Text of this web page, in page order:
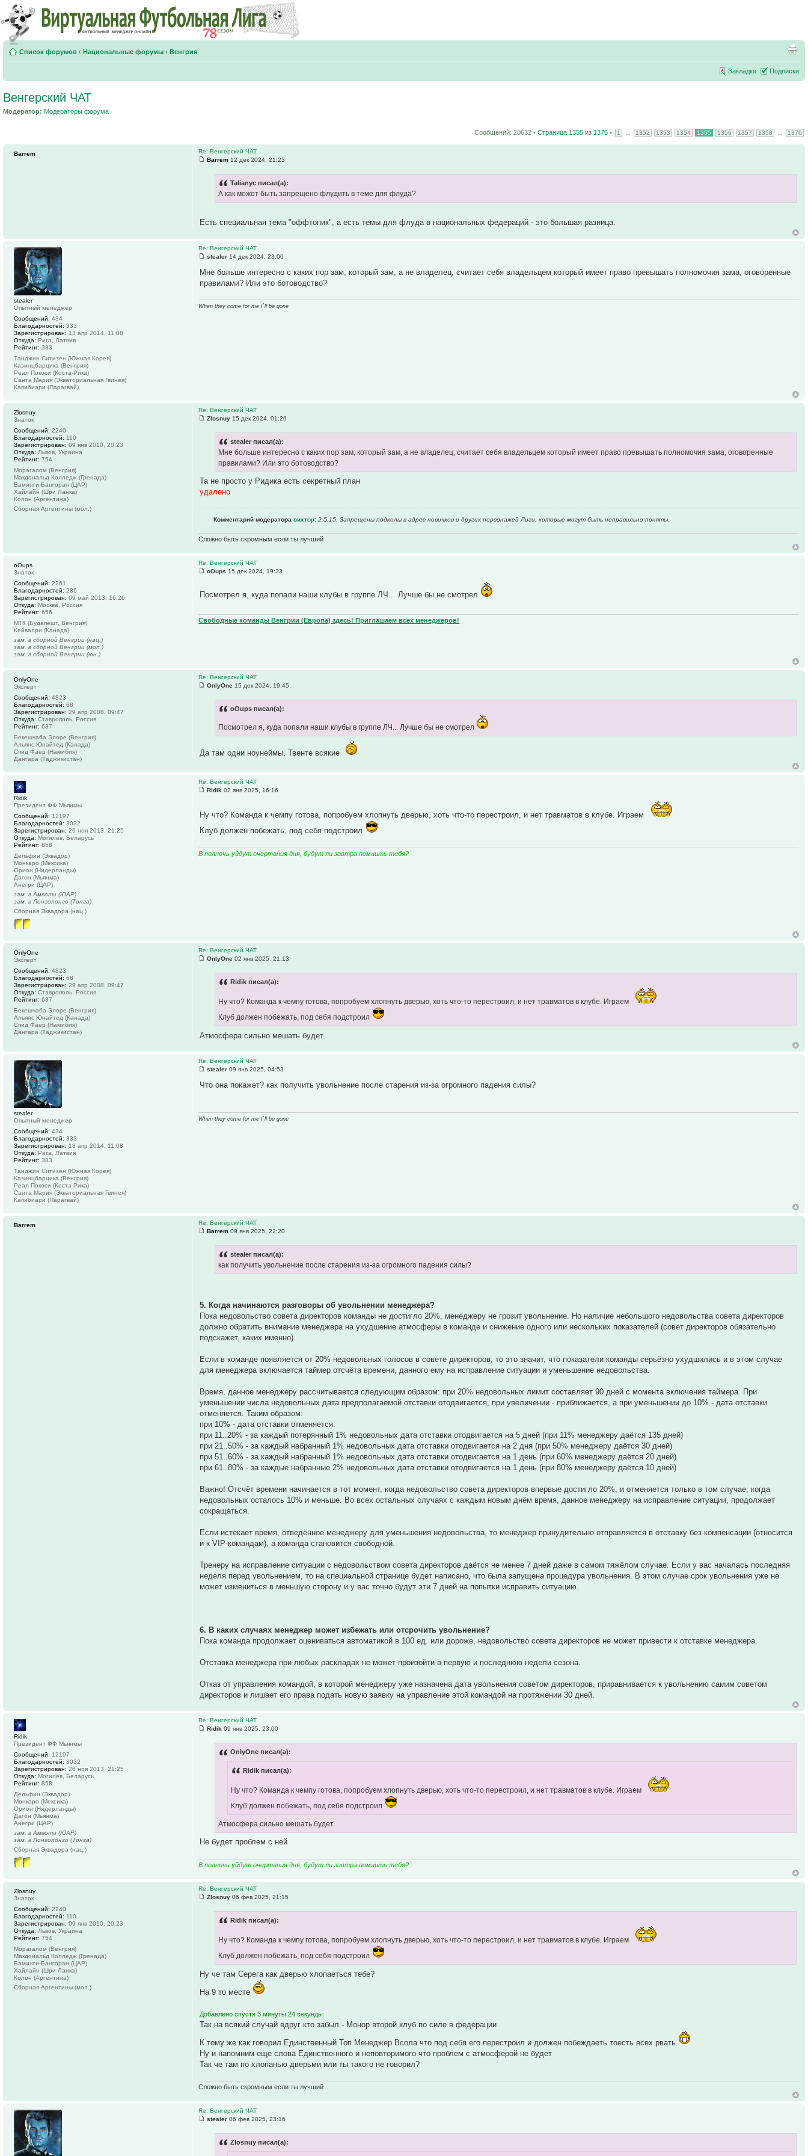
Список форумов ‹ Национальные форумы ‹ Венгрия
Закладки Подписки
Венгерский ЧАТ
Модератор: Модераторы форума
Сообщений: 20632 • Страница 1355 из 1376 • 1 1352 1353 1354 1355 1356 1357 1358 1376
Re: Венгерский ЧАТ
Barrem 12 дек 2024, 21:23
Talianyc писал(а):
А как может быть запрещено флудить в теме для флуда?
Есть специальная тема "оффтопик", а есть темы для флуда в национальных федераций - это большая разница.
Barrem
Re: Венгерский ЧАТ
stealer 14 дек 2024, 23:00
Мне больше интересно с каких пор зам, который зам, а не владелец, считает себя владельцем который имеет право превышать полномочия зама, оговоренные
правилами? Или это ботоводство?
When they come for me I`ll be gone
stealer
Опытный менеджер
Сообщений: 434
Благодарностей: 333
Зарегистрирован: 13 апр 2014, 11:08
Откуда: Рига, Латвия
Рейтинг: 383
Танджин Ситизен (Южная Корея)
Казинцбарцика (Венгрия)
Реал Покоси (Коста-Рика)
Санта Мария (Экваториальная Гвинея)
Капибиари (Парагвай)
Re: Венгерский ЧАТ
Zlosnuy 15 дек 2024, 01:26
stealer писал(а):
Мне больше интересно с каких пор зам, который зам, а не владелец, считает себя владельцем который имеет право превышать полномочия зама, оговоренные
правилами? Или это ботоводство?
Та не просто у Ридика есть секретный план
удалено
Комментарий модераторавихтор: 2.5.15. Запрещены подколы в адрес новичков и других персонажей Лиги, которые могут быть неправильно поняты.
Сложно быть скромным если ты лучший
Zlosnuy
Знаток
Сообщений: 2240
Благодарностей: 110
Зарегистрирован: 09 янв 2010, 20:23
Откуда: Львов, Украина
Рейтинг: 754
Морагалом (Венгрия)
Макдональд Колледж (Гренада)
Баминги-Бангоран (ЦАР)
Хайлайн (Шри Ланка)
Колон (Аргентина)
Сборная Аргентины (мол.)
Re: Венгерский ЧАТ
oOups 15 дек 2024, 19:33
Посмотрел я, куда попали наши клубы в группе ЛЧ... Лучше бы не смотрел
Свободные команды Венгрии (Европа) здесь! Приглашаем всех менеджеров!
oOups
Знаток
Сообщений: 2261
Благодарностей: 286
Зарегистрирован: 09 май 2013, 16:26
Откуда: Москва, Россия
Рейтинг: 656
МТК (Будапешт, Венгрия)
Кейвалри (Канада)
зам. в сборной Венгрии (нац.)
зам. в сборной Венгрии (мол.)
зам. в сборной Венгрии (юн.)
Re: Венгерский ЧАТ
OnlyOne 15 дек 2024, 19:45
oOups писал(а):
Посмотрел я, куда попали наши клубы в группе ЛЧ... Лучше бы не смотрел
Да там одни ноунеймы, Твенте всякие
OnlyOne
Эксперт
Сообщений: 4823
Благодарностей: 68
Зарегистрирован: 29 апр 2008, 09:47
Откуда: Ставрополь, Россия
Рейтинг: 637
Бекешчаба Элоре (Венгрия)
Альянс Юнайтед (Канада)
Спид Фаер (Намибия)
Дангара (Таджикистан)
Re: Венгерский ЧАТ
Ridik 02 янв 2025, 16:16
Ну что? Команда к чемпу готова, попробуем хлопнуть дверью, хоть что-то перестроил, и нет травматов в клубе. Играем
Клуб должен побежать, под себя подстроил
В полночь уйдут очертания дня, будут ли завтра помнить тебя?
Ridik
Президент ФФ Мьянмы
Сообщений: 12197
Благодарностей: 3032
Зарегистрирован: 26 ноя 2013, 21:25
Откуда: Могилёв, Беларусь
Рейтинг: 858
Дельфин (Эквадор)
Монкаро (Мексика)
Орион (Нидерланды)
Дагон (Мьянма)
Анегри (ЦАР)
зам. в Амвоти (ЮАР)
зам. в Лонголонго (Тонга)
Сборная Эквадора (нац.)
Re: Венгерский ЧАТ
OnlyOne 02 янв 2025, 21:13
Ridik писал(а):
Ну что? Команда к чемпу готова, попробуем хлопнуть дверью, хоть что-то перестроил, и нет травматов в клубе. Играем
Клуб должен побежать, под себя подстроил
Атмосфера сильно мешать будет
OnlyOne
Эксперт
Сообщений: 4823
Благодарностей: 68
Зарегистрирован: 29 апр 2008, 09:47
Откуда: Ставрополь, Россия
Рейтинг: 637
Бекешчаба Элоре (Венгрия)
Альянс Юнайтед (Канада)
Спид Фаер (Намибия)
Дангара (Таджикистан)
Re: Венгерский ЧАТ
stealer 09 янв 2025, 04:53
Что она покажет? как получить увольнение после старения из-за огромного падения силы?
When they come for me I`ll be gone
stealer
Опытный менеджер
Сообщений: 434
Благодарностей: 333
Зарегистрирован: 13 апр 2014, 11:08
Откуда: Рига, Латвия
Рейтинг: 383
Танджин Ситизен (Южная Корея)
Казинцбарцика (Венгрия)
Реал Покоси (Коста-Рика)
Санта Мария (Экваториальная Гвинея)
Капибиари (Парагвай)
Re: Венгерский ЧАТ
Barrem 09 янв 2025, 22:20
stealer писал(а):
как получить увольнение после старения из-за огромного падения силы?
5. Когда начинаются разговоры об увольнении менеджера?
Пока недовольство совета директоров команды не достигло 20%, менеджеру не грозит увольнение. Но наличие небольшого недовольства совета директоров
должно обратить внимание менеджера на ухудшение атмосферы в команде и снижение одного или нескольких показателей (совет директоров обязательно
подскажет, каких именно).
Если в команде появляется от 20% недовольных голосов в совете директоров, то это значит, что показатели команды серьёзно ухудшились и в этом случае
для менеджера включается таймер отсчёта времени, данного ему на исправление ситуации и уменьшение недовольства.
Время, данное менеджеру рассчитывается следующим образом: при 20% недовольных лимит составляет 90 дней с момента включения таймера. При
уменьшении числа недовольных дата предполагаемой отставки отодвигается, при увеличении - приближается, а при уменьшении до 10% - дата отставки
отменяется. Таким образом:
при 10% - дата отставки отменяется.
при 11..20% - за каждый потерянный 1% недовольных дата отставки отодвигается на 5 дней (при 11% менеджеру даётся 135 дней)
при 21..50% - за каждый набранный 1% недовольных дата отставки отодвигается на 2 дня (при 50% менеджеру даётся 30 дней)
при 51..60% - за каждый набранный 1% недовольных дата отставки отодвигается на 1 день (при 60% менеджеру даётся 20 дней)
при 61..80% - за каждые набранные 2% недовольных дата отставки отодвигается на 1 день (при 80% менеджеру даётся 10 дней)
Важно! Отсчёт времени начинается в тот момент, когда недовольство совета директоров впервые достигло 20%, и отменяется только в том случае, когда
недовольных осталось 10% и меньше. Во всех остальных случаях с каждым новым днём время, данное менеджеру на исправление ситуации, продолжает
сокращаться.
Если истекает время, отведённое менеджеру для уменьшения недовольства, то менеджер принудительно отправляется в отставку без компенсации (относится
и к VIP-командам), а команда становится свободной.
Тренеру на исправление ситуации с недовольством совета директоров даётся не менее 7 дней даже в самом тяжёлом случае. Если у вас началась последняя
неделя перед увольнением, то на специальной странице будет написано, что была запущена процедура увольнения. В этом случае срок увольнения уже не
может измениться в меньшую сторону и у вас точно будут эти 7 дней на попытки исправить ситуацию.
6. В каких случаях менеджер может избежать или отсрочить увольнение?
Пока команда продолжает оцениваться автоматикой в 100 ед. или дороже, недовольство совета директоров не может привести к отставке менеджера.
Отставка менеджера при любых раскладах не может произойти в первую и последнюю недели сезона.
Отказ от управления командой, в которой менеджеру уже назначена дата увольнения советом директоров, приравнивается к увольнению самим советом
директоров и лишает его права подать новую заявку на управление этой командой на протяжении 30 дней.
Barrem
Re: Венгерский ЧАТ
Ridik 09 янв 2025, 23:00
OnlyOne писал(а):
Ridik писал(а):
Ну что? Команда к чемпу готова, попробуем хлопнуть дверью, хоть что-то перестроил, и нет травматов в клубе. Играем
Клуб должен побежать, под себя подстроил
Атмосфера сильно мешать будет
Не будет проблем с ней
В полночь уйдут очертания дня, будут ли завтра помнить тебя?
Ridik
Президент ФФ Мьянмы
Сообщений: 12197
Благодарностей: 3032
Зарегистрирован: 26 ноя 2013, 21:25
Откуда: Могилёв, Беларусь
Рейтинг: 858
Дельфин (Эквадор)
Монкаро (Мексика)
Орион (Нидерланды)
Дагон (Мьянма)
Анегри (ЦАР)
зам. в Амвоти (ЮАР)
зам. в Лонголонго (Тонга)
Сборная Эквадора (нац.)
Re: Венгерский ЧАТ
Zlosnuy 06 фев 2025, 21:15
Ridik писал(а):
Ну что? Команда к чемпу готова, попробуем хлопнуть дверью, хоть что-то перестроил, и нет травматов в клубе. Играем
Клуб должен побежать, под себя подстроил
Ну че там Серега как дверью хлопаеться тебе?
На 9 то месте
Добавлено спустя 3 минуты 24 секунды:
Так на всякий случай вдруг кто забыл - Монор второй клуб по силе в федерации
К тому же как говорил Единственный Топ Менеджер Всола что под себя его перестроил и должен побеждаеть тоесть всех рвать
Ну и напомним еще слова Единственного и неповторимого что проблем с атмосферой не будет
Так че там по хлопанью дверьми или ты такого не говорил?
Сложно быть скромным если ты лучший
Zlosnuy
Знаток
Сообщений: 2240
Благодарностей: 110
Зарегистрирован: 09 янв 2010, 20:23
Откуда: Львов, Украина
Рейтинг: 754
Морагалом (Венгрия)
Макдональд Колледж (Гренада)
Баминги-Бангоран (ЦАР)
Хайлайн (Шри Ланка)
Колон (Аргентина)
Сборная Аргентины (мол.)
Re: Венгерский ЧАТ
stealer 06 фев 2025, 23:16
Zlosnuy писал(а):